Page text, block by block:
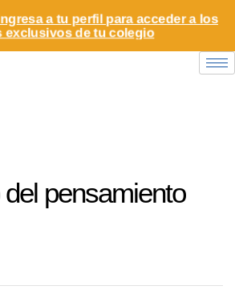
a tu perfil para acceder a los
exclusivos de tu colegio
pensamiento